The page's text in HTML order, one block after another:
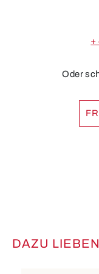
+
Oder
Produktgalerie
DAZU